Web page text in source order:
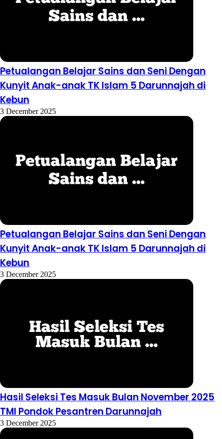
Petualangan Belajar Sains dan Seni Dengan
Kunyit Anak-anak TK Islam 5 Darunnajah di
Kebun
3 December 2025
Petualangan Belajar Sains dan Seni Dengan
Kunyit Anak-anak TK Islam 5 Darunnajah di
Kebun
3 December 2025
Hasil Seleksi Tes Masuk Bulan November 2025
TMI Pondok Pesantren Darunnajah
3 December 2025